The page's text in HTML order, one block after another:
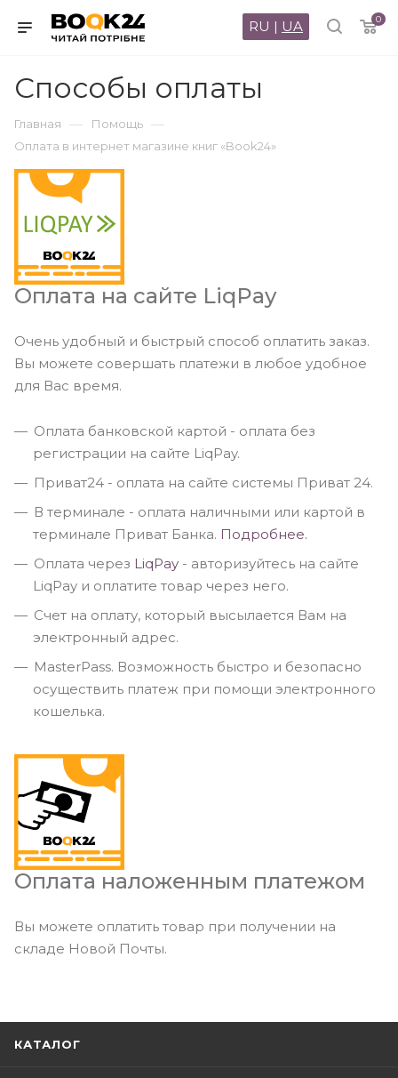
0
RU | UA
Способы оплаты
Главная — Помощь —
Оплата в интернет магазине книг «Book24»
Оплата на сайте LiqPay
Очень удобный и быстрый способ оплатить заказ.
Вы можете совершать платежи в любое удобное
для Вас время.
Оплата банковской картой - оплата без
регистрации на сайте LiqPay.
Приват24 - оплата на сайте системы Приват 24.
В терминале - оплата наличными или картой в
терминале Приват Банка. Подробнее.
Оплата через LiqPay - авторизуйтесь на сайте
LiqPay и оплатите товар через него.
Счет на оплату, который высылается Вам на
электронный адрес.
MasterPass. Возможность быстро и безопасно
осуществить платеж при помощи электронного
кошелька.
Оплата наложенным платежом
Вы можете оплатить товар при получении на
складе Новой Почты.
КАТАЛОГ